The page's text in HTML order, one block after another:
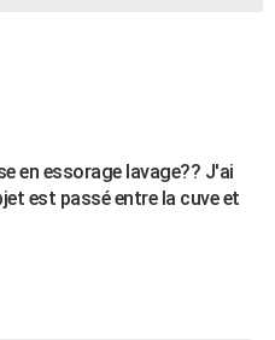
en essorage lavage?? J'ai
est passé entre la cuve et